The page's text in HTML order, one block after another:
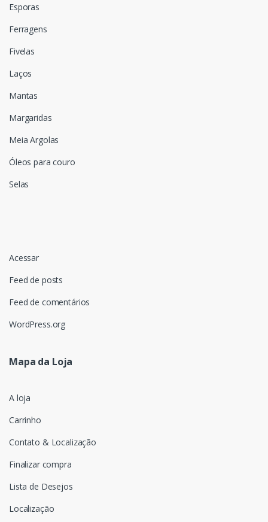
Esporas
Ferragens
Fivelas
Laços
Mantas
Margaridas
Meia Argolas
Óleos para couro
Selas
Acessar
Feed de posts
Feed de comentários
WordPress.org
Mapa da Loja
A loja
Carrinho
Contato & Localização
Finalizar compra
Lista de Desejos
Localização